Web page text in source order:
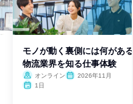
モノが動く裏側には何があ
物流業界を知る仕事体験
オンライン
2026年11月
1日